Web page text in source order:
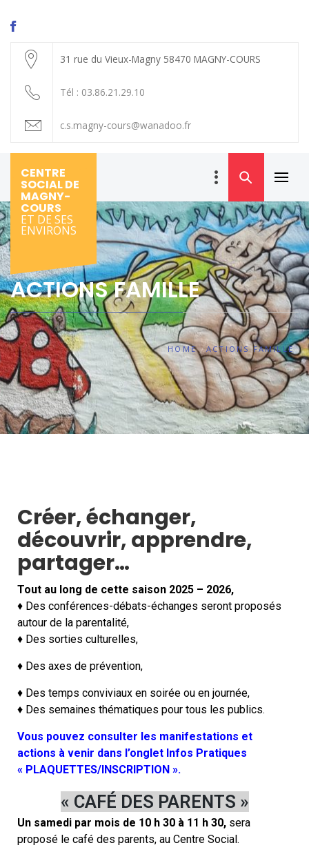
31 rue du Vieux-Magny 58470 MAGNY-COURS
Tél : 03.86.21.29.10
c.s.magny-cours@wanadoo.fr
CENTRE
SOCIAL DE
MAGNY-
COURS
ET DE SES
ENVIRONS
Menu
ACTIONS FAMILLE
HOME ACTIONS FAMILLE
Créer, échanger,
découvrir, apprendre,
partager…
Tout au long de cette saison 2025 – 2026,
♦ Des conférences-débats-échanges seront proposés
autour de la parentalité,
♦ Des sorties culturelles,
♦ Des axes de prévention,
♦ Des temps conviviaux en soirée ou en journée,
♦ Des semaines thématiques pour tous les publics.
Vous pouvez consulter les manifestations et
actions à venir dans l’onglet Infos Pratiques
« PLAQUETTES/INSCRIPTION ».
« CAFÉ DES PARENTS »
Un samedi par mois de 10 h 30 à 11 h 30, sera
proposé le café des parents, au Centre Social.